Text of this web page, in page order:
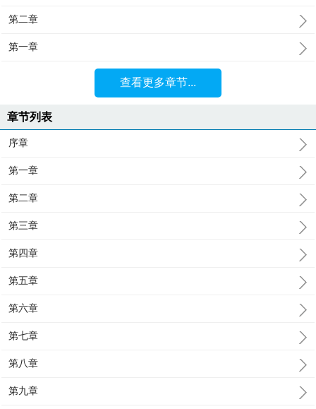
第二章
第一章
查看更多章节...
章节列表
序章
第一章
第二章
第三章
第四章
第五章
第六章
第七章
第八章
第九章